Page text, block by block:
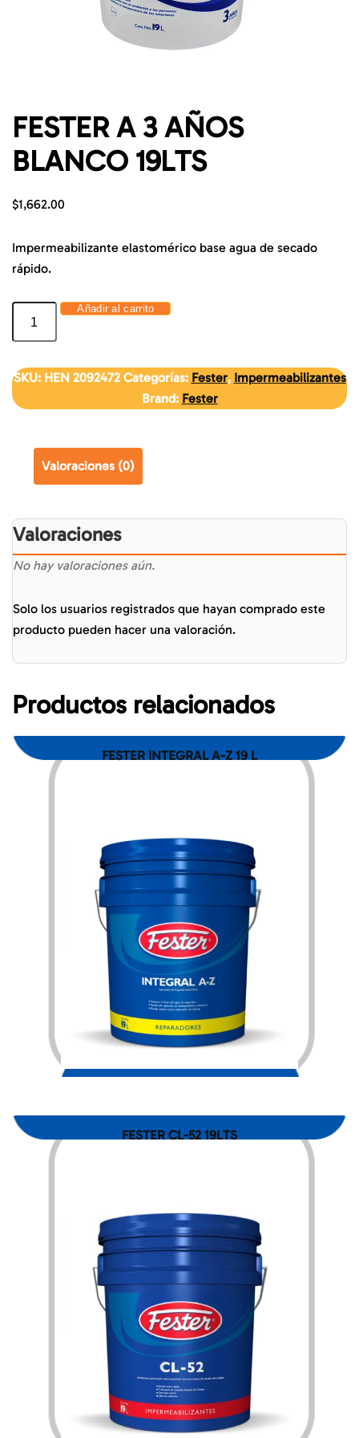
FESTER A 3 AÑOS
BLANCO 19LTS
$1,662.00
Impermeabilizante elastomérico base agua de secado
rápido.
Añadir al carrito
SKU: HEN 2092472 Categorías: Fester, Impermeabilizantes
Brand: Fester
Valoraciones (0)
Valoraciones
No hay valoraciones aún.
Solo los usuarios registrados que hayan comprado este
producto pueden hacer una valoración.
Productos relacionados
FESTER INTEGRAL A-Z 19 L
$3,960.00
FESTER CL-52 19LTS
$4,453.00